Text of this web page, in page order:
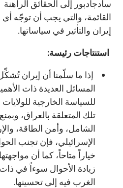
سادجادبور إلى الحقائق
القائمة، والتي يجب أن توجّه
إيران والتأثير في سياساتها.
استنتاجات رئيسة:
إذا ما سلّمنا أن إيران
المسائل العديدة ذات
للسياسة الخارجية
تلك المتعلقة بالعراق،
الشامل، وأمن الطاقة،
الإسرائيلي، فإن تجنب
خياراً متاحاً، كما أن
زيادة الأحوال سوءاً في
الغرب فيه إلى تحسينها.